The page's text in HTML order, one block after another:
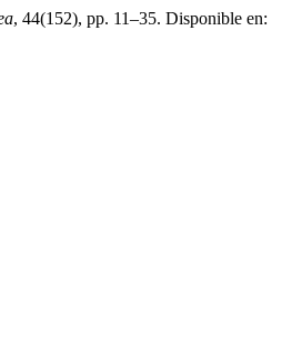
, 44(152), pp. 11–35. Disponible en: